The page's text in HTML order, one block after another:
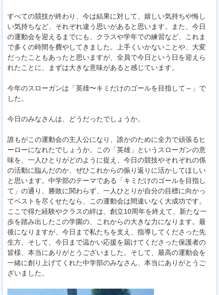
すべての競技が終わり、今は結果に対して、嬉しい気持ちや悔し
い気持ちなど、それぞれ違う思いがあると思います。また、今日
の運動会を迎えるまでにも、クラスや学年での練習など、これま
で多くの時間を費やしてきました。上手くいかないことや、大変
だったこともあったと思いますが、全員で今日という日を迎えら
れたことに、まずは大きな意味があると感じています。
今年のスローガンは「英雄〜キミだけのゴールを目指して～」で
した。
今日のみなさんは、どうだったでしょうか。
誰もがこの運動会の主人公になり、誰かのために全力で頑張るヒ
ーローになれたでしょうか。この「英雄」というスローガンの意
味を、一人ひとりがどのように捉え、今日の競技やそれぞれの係
の活動に臨んだのか、ぜひこれからの振り返りに活かしてほしい
と思います。中学部のテーマである「キミだけのゴールを目指し
て」の通り、勝敗に関わらず、一人ひとりが自分の目標に向かっ
てベストを尽くせたなら、この運動会は間違いなく大成功です。
ここで得た経験やクラスの絆は、創立10周年を終えて、新たな一
歩を踏み出したこの学園の、これからの大きな力になります。最
後になりますが、今日まで私たちを支え、指導してくださった先
生方、そして、今日まで温かい応援を届けてくださった保護者の
皆様、本当にありがとうございました。そして、最高の運動会を
一緒に創り上げてくれた中学部のみなさん、本当にありがとうご
ざいました。